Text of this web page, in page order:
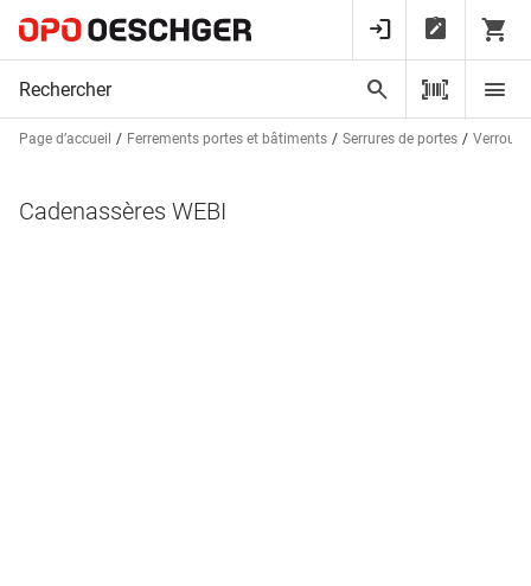
Page d’accueil Ferrements portes et bâtiments Serrures de portes Verrou
Cadenassères WEBI